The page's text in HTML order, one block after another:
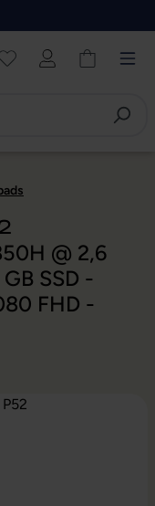
@ 2,6
SSD -
FHD -